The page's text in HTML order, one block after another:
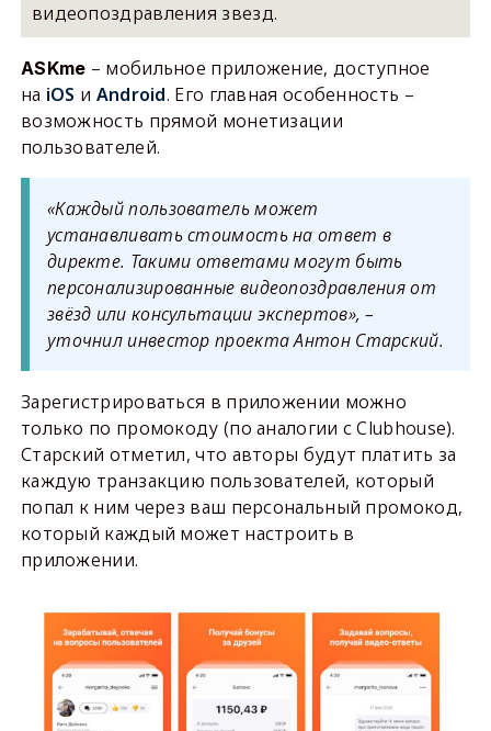
видеопоздравления звезд.
ASKme – мобильное приложение, доступное
на iOS и Android. Его главная особенность –
возможность прямой монетизации
пользователей.
«Каждый пользователь может
устанавливать стоимость на ответ в
директе. Такими ответами могут быть
персонализированные видеопоздравления от
звёзд или консультации экспертов», –
уточнил инвестор проекта Антон Старский.
Зарегистрироваться в приложении можно
только по промокоду (по аналогии с Clubhouse).
Старский отметил, что авторы будут платить за
каждую транзакцию пользователей, который
попал к ним через ваш персональный промокод,
который каждый может настроить в
приложении.